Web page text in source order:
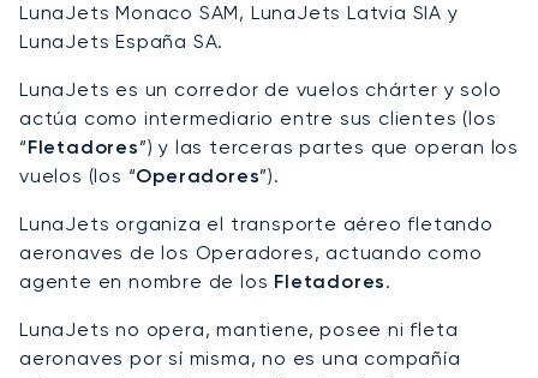
LunaJets Monaco SAM, LunaJets Latvia SIA y
LunaJets España SA.
LunaJets es un corredor de vuelos chárter y solo
actúa como intermediario entre sus clientes (los
“Fletadores”) y las terceras partes que operan los
vuelos (los “Operadores”).
LunaJets organiza el transporte aéreo fletando
aeronaves de los Operadores, actuando como
agente en nombre de los Fletadores.
LunaJets no opera, mantiene, posee ni fleta
aeronaves por sí misma, no es una compañía